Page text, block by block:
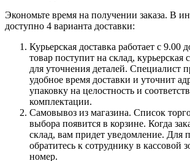
Экономьте время на получении заказа. В
доступно 4 варианта доставки:
Курьерская доставка работает с 9.00
товар поступит на склад, курьерская
для уточнения деталей. Специалист
удобное время доставки и уточнит
упаковку на целостность и
комплектации.
Самовывоз из магазина. Список
выбора появится в корзине. Когда
склад, вам придет уведомление. Для
обратитесь к сотруднику в кассовой
номер.